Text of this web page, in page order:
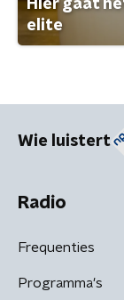
Hier gaat
elite
Wie luistert
Radio
Frequenties
Programma's